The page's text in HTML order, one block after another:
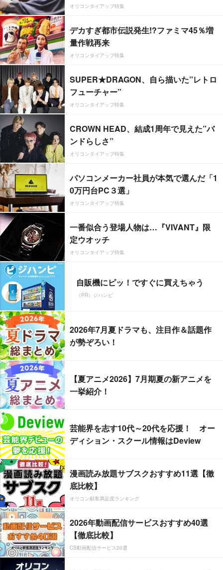
オリコンタイアップ特集
デカすぎ都市伝説発生!?ファミマ45％増
量作戦再来
オリコンタイアップ特集
SUPER★DRAGON、自ら描いた”レトロ
フューチャー”
オリコンタイアップ特集
CROWN HEAD、結成1周年で見えた”バ
ンドらしさ”
オリコンタイアップ特集
パソコンメーカー社員が本気で選んだ「1
0万円台PC３選」
オリコンタイアップ特集
一番似合う登場人物は…『VIVANT』限
定ウオッチ
オリコンタイアップ特集
自販機にピッ！ですぐに買えちゃう
（PR）ジハンピ
2026年7月夏ドラマも、注目作＆話題作
が勢ぞろい！
【夏アニメ2026】7月期夏の新アニメを
一挙紹介！
芸能界を志す10代～20代を応援！ オー
ディション・スクール情報はDeview
漫画読み放題サブスクおすすめ11選【徹
底比較】
オリコン顧客満足度ランキング
2026年動画配信サービスおすすめ40選
【徹底比較】
CS動画配信サービス20選